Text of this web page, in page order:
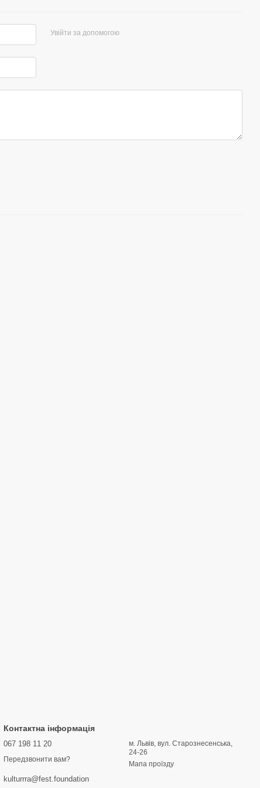
Увійти за допомогою
Контактна інформація
067 198 11 20
Передзвонити вам?
kulturrra@fest.foundation
м. Львів, вул. Старознесенська,
24-26
Мапа проїзду